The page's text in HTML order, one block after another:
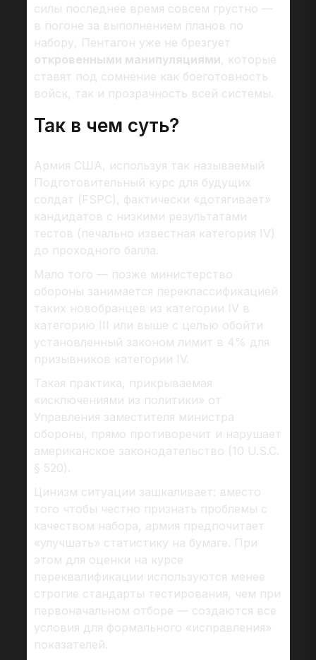
силы последнее время совсем грустно —
в погоне за выполнением планов по
набору, Пентагон уже не брезгует
откровенными манипуляциями, которые
ставят под сомнение как боеготовность
войск, так и прозрачность всей системы.
Так в чем суть?
Армия США, используя так называемый
Подготовительный курс для будущих
солдат (FSPC), фактически «дотягивает»
кандидатов с низкими результатами
тестов (печально известная категория IV)
до проходного балла.
Мало того — позже министерство
обороны занимается переклассификацией
таких новобранцев из категории IV в
категорию III или выше с целью обойти
установленный законом лимит в 4% для
призывников категории IV.
Такая практика, прикрываемая
«исключениями из политики» от
Управления заместителя министра
обороны, прямо противоречит и нарушает
американское законодательство (10 U.S.C.
§ 520).
Цинизм ситуации зашкаливает: вместо
того чтобы честно признать проблемы с
качеством набора, армия предпочитает
«улучшать» статистику на бумаге. При
этом для оценки на курсе
переквалификации используются менее
строгие стандарты тестирования, чем при
первоначальном отборе — создаются все
условия для формального «исправления»
показателей.